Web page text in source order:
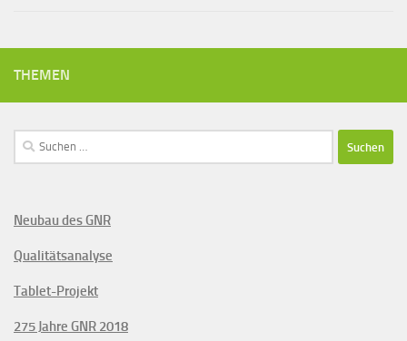
THEMEN
Suchen
nach:
Neubau des GNR
Qualitätsanalyse
Tablet-Projekt
275 Jahre GNR 2018